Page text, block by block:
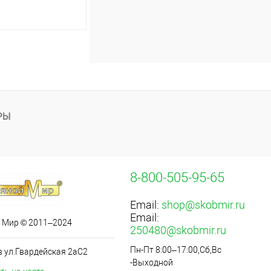
Сравнение
Мир © 2011–2024
ул.Гвардейская 2аС2
8-800-505-95-65
Email: shop@skobmir.ru
Email:
250480@skobmir.ru
Пн-Пт 8:00–17:00,Сб,Вс
-Выходной